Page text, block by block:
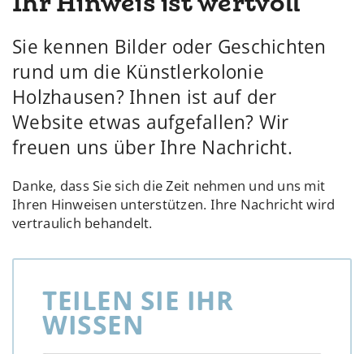
Sie kennen Bilder oder Geschichten
rund um die Künstlerkolonie
Holzhausen? Ihnen ist auf der
Website etwas aufgefallen? Wir
freuen uns über Ihre Nachricht.
Danke, dass Sie sich die Zeit nehmen und uns mit
Ihren Hinweisen unterstützen. Ihre Nachricht wird
vertraulich behandelt.
TEILEN SIE IHR
WISSEN